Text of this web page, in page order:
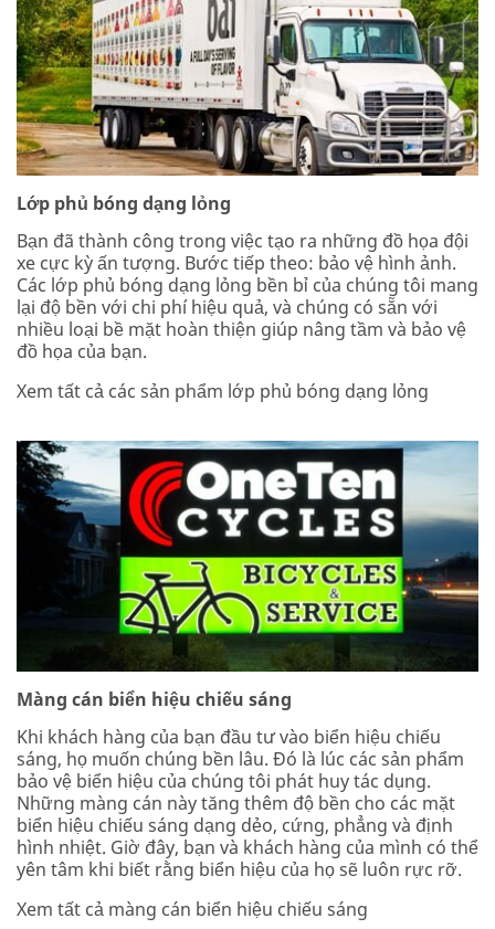
Lớp phủ bóng dạng lỏng
Bạn đã thành công trong việc tạo ra những đồ họa đội
xe cực kỳ ấn tượng. Bước tiếp theo: bảo vệ hình ảnh.
Các lớp phủ bóng dạng lỏng bền bỉ của chúng tôi mang
lại độ bền với chi phí hiệu quả, và chúng có sẵn với
nhiều loại bề mặt hoàn thiện giúp nâng tầm và bảo vệ
đồ họa của bạn.
Xem tất cả các sản phẩm lớp phủ bóng dạng lỏng
Màng cán biển hiệu chiếu sáng
Khi khách hàng của bạn đầu tư vào biển hiệu chiếu
sáng, họ muốn chúng bền lâu. Đó là lúc các sản phẩm
bảo vệ biển hiệu của chúng tôi phát huy tác dụng.
Những màng cán này tăng thêm độ bền cho các mặt
biển hiệu chiếu sáng dạng dẻo, cứng, phẳng và định
hình nhiệt. Giờ đây, bạn và khách hàng của mình có thể
yên tâm khi biết rằng biển hiệu của họ sẽ luôn rực rỡ.
Xem tất cả màng cán biển hiệu chiếu sáng